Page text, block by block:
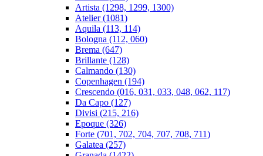
Artista (1298, 1299, 1300)
Atelier (1081)
Aquila (113, 114)
Bologna (112, 060)
Brema (647)
Brillante (128)
Calmando (130)
Copenhagen (194)
Crescendo (016, 031, 033, 048, 062, 117)
Da Capo (127)
Divisi (215, 216)
Epoque (326)
Forte (701, 702, 704, 707, 708, 711)
Galatea (257)